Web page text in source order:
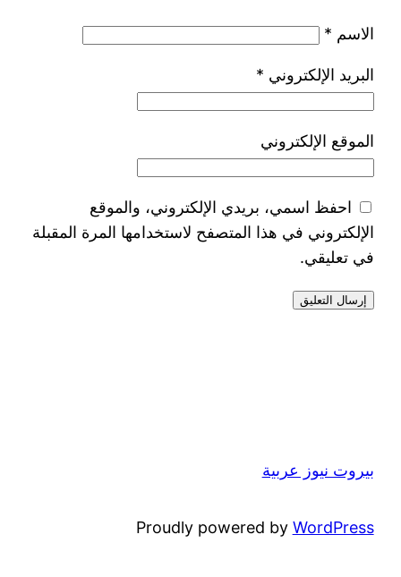
الاسم *
البريد الإلكتروني *
الموقع الإلكتروني
احفظ اسمي، بريدي الإلكتروني، والموقع
الإلكتروني في هذا المتصفح لاستخدامها المرة المقبلة
في تعليقي.
بيروت نيوز عربية
Proudly powered by WordPress